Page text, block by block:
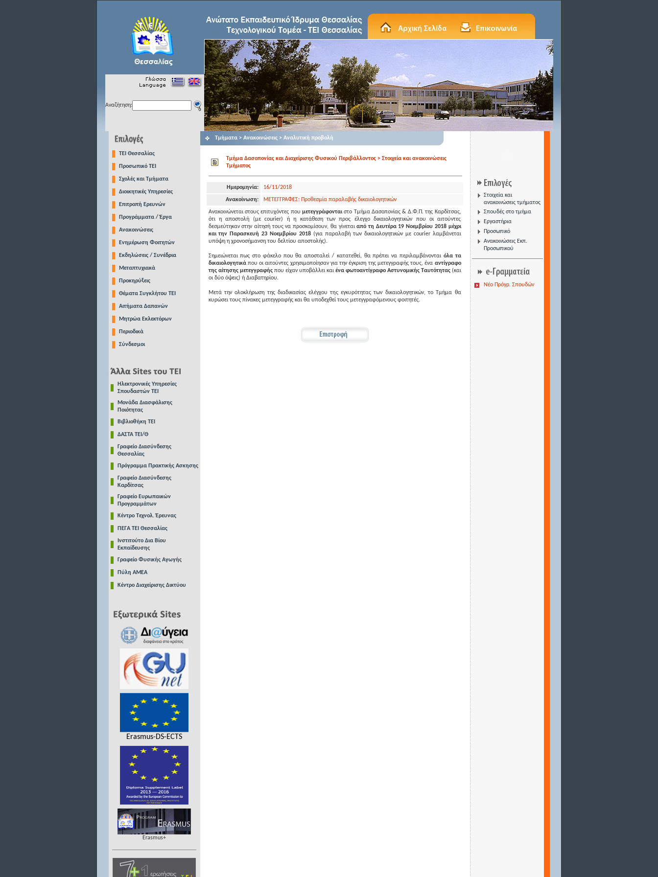
Αναζήτηση:
TEI Θεσσαλίας
Προσωπικό ΤΕΙ
Σχολές και Τμήματα
Διοικητικές Υπηρεσίες
Επιτροπή Ερευνών
Προγράμματα / Έργα
Ανακοινώσεις
Ενημέρωση Φοιτητών
Εκδηλώσεις / Συνέδρια
Μεταπτυχιακά
Προκηρύξεις
Θέματα Συγκλήτου ΤΕΙ
Αιτήματα Δαπανών
Μητρώα Εκλεκτόρων
Περιοδικά
Σύνδεσμοι
Ηλεκτρονικές Υπηρεσίες
Σπουδαστών ΤΕΙ
Μονάδα Διασφάλισης
Ποιότητας
Βιβλιοθήκη ΤΕΙ
ΔΑΣΤΑ ΤΕΙ/Θ
Γραφείο Διασύνδεσης
Θεσσαλίας
Πρόγραμμα Πρακτικής Ασκησης
Γραφείο Διασύνδεσης
Καρδίτσας
Γραφείο Ευρωπαικών
Προγραμμάτων
Κέντρο Τεχνολ. Έρευνας
ΠΕΓΑ ΤΕΙ Θεσσαλίας
Ινστιτούτο Δια Βίου
Εκπαίδευσης
Γραφείο Φυσικής Αγωγής
Πύλη ΑΜΕΑ
Κέντρο Διαχείρισης Δικτύου
Erasmus-DS-ECTS
Erasmus+
Τμήματα > Ανακοινώσεις > Αναλυτική προβολή
Τμήμα Δασοπονίας και Διαχείρισης Φυσικού Περιβάλλοντος > Στοιχεία και ανακοινώσεις
Τμήματος
Ημερομηνία: 16/11/2018
Ανακοίνωση: ΜΕΤΕΓΓΡΑΦΕΣ: Προθεσμία παραλαβής δικαιολογητικών
Ανακοινώνεται στους επιτυχόντες που μετεγγράφονταιστο Τμήμα Δασοπονίας & Δ.Φ.Π. της Καρδίτσας,
ότι η αποστολή (με courier) ή η κατάθεση των προς έλεγχο δικαιολογητικών που οι αιτούντες
δεσμεύτηκαν στην αίτησή τους να προσκομίσουν, θα γίνεταιαπό τη Δευτέρα 19 Νοεμβρίου 2018 μέχρι
και την Παρασκευή 23 Νοεμβρίου 2018 (για παραλαβή των δικαιολογητικών με courier λαμβάνεται
υπόψη η χρονοσήμανση του δελτίου αποστολής).
Σημειώνεται πως στο φάκελο που θα αποσταλεί / κατατεθεί, θα πρέπει να περιλαμβάνονται όλα τα
δικαιολογητικάπου οι αιτούντες χρησιμοποίησαν για την έγκριση της μετεγγραφής τους, ένα αντίγραφο
της αίτησης μετεγγραφήςπου είχαν υποβάλλει και ένα φωτοαντίγραφο Αστυνομικής Ταυτότητας(και
οι δύο όψεις) ή Διαβατηρίου.
Μετά την ολοκλήρωση της διαδικασίας ελέγχου της εγκυρότητας των δικαιολογητικών, το Τμήμα θα
κυρώσει τους πίνακες μετεγγραφής και θα υποδεχθεί τους μετεγγραφόμενους φοιτητές.
Στοιχεία και
ανακοινώσεις τμήματος
Σπουδές στο τμήμα
Εργαστήρια
Προσωπικό
Ανακοινώσεις Εκπ.
Προσωπικού
Νέο Πρόγρ. Σπουδών